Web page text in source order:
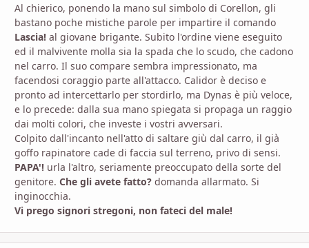
Al chierico, ponendo la mano sul simbolo di Corellon, gli
bastano poche mistiche parole per impartire il comando
Lascia! al giovane brigante. Subito l'ordine viene eseguito
ed il malvivente molla sia la spada che lo scudo, che cadono
nel carro. Il suo compare sembra impressionato, ma
facendosi coraggio parte all'attacco. Calidor è deciso e
pronto ad intercettarlo per stordirlo, ma Dynas è più veloce,
e lo precede: dalla sua mano spiegata si propaga un raggio
dai molti colori, che investe i vostri avversari.
Colpito dall'incanto nell'atto di saltare giù dal carro, il già
goffo rapinatore cade di faccia sul terreno, privo di sensi.
PAPA'! urla l'altro, seriamente preoccupato della sorte del
genitore. Che gli avete fatto? domanda allarmato. Si
inginocchia.
Vi prego signori stregoni, non fateci del male!